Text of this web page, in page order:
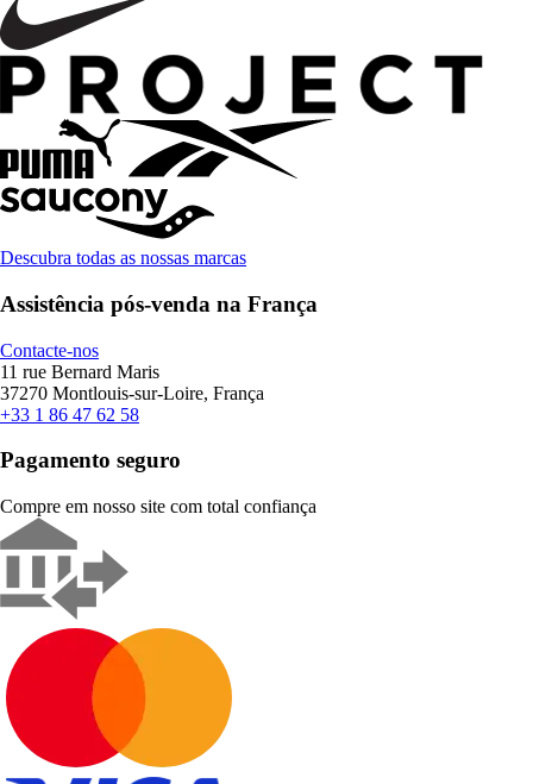
Descubra todas as nossas marcas
Assistência pós-venda na França
Contacte-nos
11 rue Bernard Maris
37270 Montlouis-sur-Loire, França
+33 1 86 47 62 58
Pagamento seguro
Compre em nosso site com total confiança